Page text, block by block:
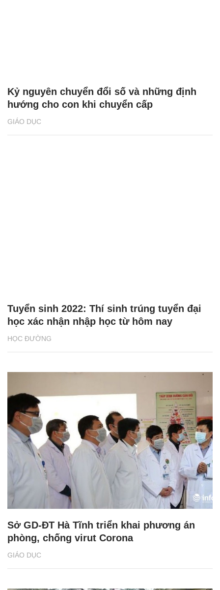
GIÁO DỤC
Kỷ nguyên chuyển đổi số và những định
hướng cho con khi chuyển cấp
HỌC ĐƯỜNG
Tuyển sinh 2022: Thí sinh trúng tuyển đại
học xác nhận nhập học từ hôm nay
GIÁO DỤC
Sở GD-ĐT Hà Tĩnh triển khai phương án
phòng, chống virut Corona